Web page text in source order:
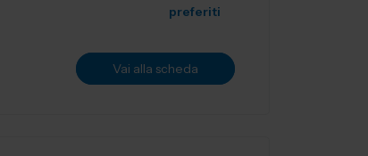
preferiti
Vai alla scheda